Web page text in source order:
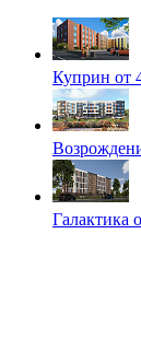
Куприн от
Галактика